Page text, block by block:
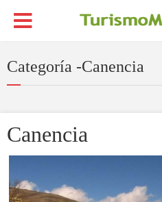
Categoría -Canencia
Canencia